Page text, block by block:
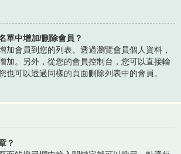
單中增加/刪除會員？
加會員到您的列表。透過瀏覽會員個人資料，
加。另外，從您的會員控制台，您可以直接輸
也可以透過同樣的頁面刪除列表中的會員。
？